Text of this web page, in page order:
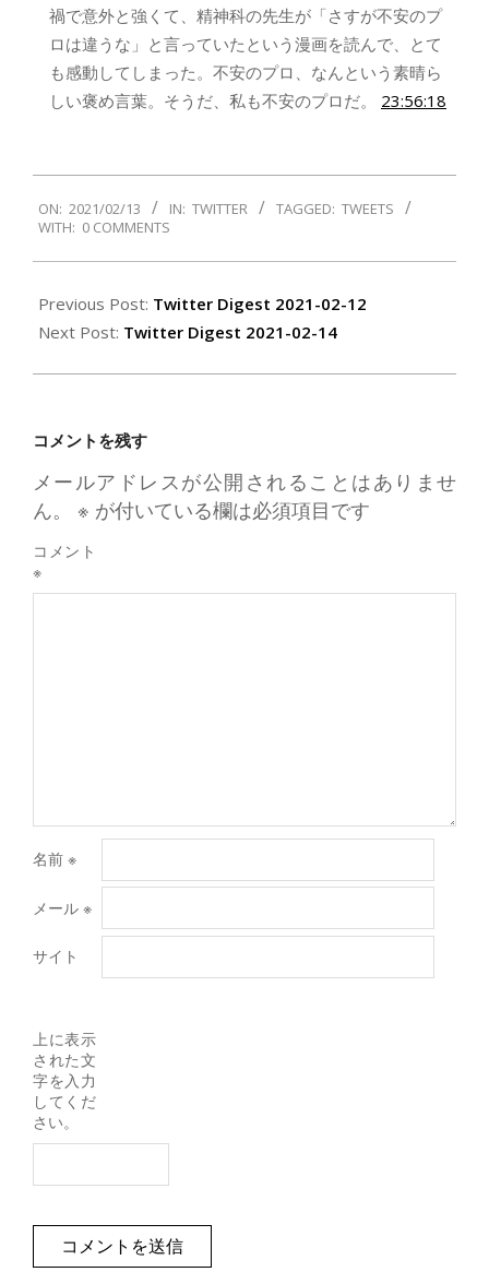
禍で意外と強くて、精神科の先生が「さすが不安のプ
ロは違うな」と言っていたという漫画を読んで、とて
も感動してしまった。不安のプロ、なんという素晴ら
しい褒め言葉。そうだ、私も不安のプロだ。 23:56:18
02-
ON: 2021/02/13 IN: TWITTER TAGGED: TWEETS
WITH: 0 COMMENTS
Previous Post: Twitter Digest 2021-02-12
Next Post: Twitter Digest 2021-02-14
コメントを残す
メールアドレスが公開されることはありませ
ん。
※ が付いている欄は必須項目です
コメント
※
名前 ※
メール ※
サイト
上に表示
された文
字を入力
してくだ
さい。